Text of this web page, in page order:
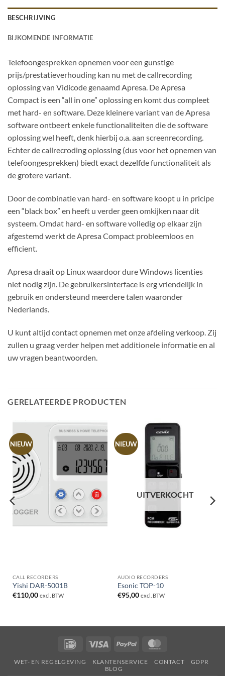
BESCHRIJVING
BIJKOMENDE INFORMATIE
Telefoongesprekken opnemen voor een gunstige
prijs/prestatieverhouding kan nu met de callrecording
oplossing van Vidicode genaamd Apresa. De Apresa
Compact is een “all in one” oplossing en komt dus compleet
met hard- en software. Deze kleinere variant van de Apresa
software ontbeert enkele functionaliteiten die de software
oplossing wel heeft, denk hierbij o.a. aan screenrecording.
Echter de callrecroding oplossing (dus voor het opnemen van
telefoongesprekken) biedt exact dezelfde functionaliteit als
de grotere variant.
Door de combinatie van hard- en software koopt u in pricipe
een “black box” en heeft u verder geen omkijken naar dit
systeem. Omdat hard- en software volledig op elkaar zijn
afgestemd werkt de Apresa Compact probleemloos en
efficient.
Apresa draait op Linux waardoor dure Windows licenties
niet nodig zijn. De gebruikersinterface is erg vriendelijk in
gebruik en ondersteund meerdere talen waaronder
Nederlands.
U kunt altijd contact opnemen met onze afdeling verkoop. Zij
zullen u graag verder helpen met additionele informatie en al
uw vragen beantwoorden.
GERELATEERDE PRODUCTEN
NIEUW
CALL RECORDERS
Yishi DAR-5001B
€110,00 excl. BTW
NIEUW
UITVERKOCHT
AUDIO RECORDERS
Esonic TOP-10
€95,00 excl. BTW
IDeal Visa PayPal
WET- EN REGELGEVING KLANTENSERVICE CONTACT
GDPR
BLOG